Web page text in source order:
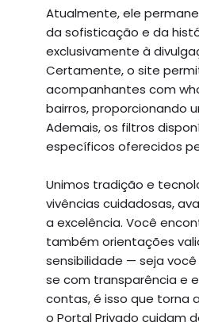
Atualmente, ele
da sofisticação e da
exclusivamente à
Certamente, o site
acompanhantes com
bairros, proporcionando
Ademais, os filtros
específicos oferecidos
Unimos tradição e
vivências cuidadosas,
a excelência. Você
também orientações
sensibilidade — seja
se com transparência e
contas, é isso que torna
o Portal Privado cuidam